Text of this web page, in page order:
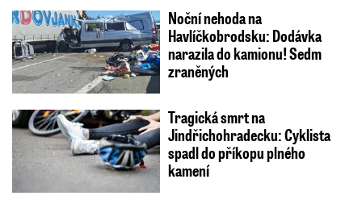
Noční nehoda na
Havlíčkobrodsku: Dodávka
narazila do kamionu! Sedm
zraněných
Tragická smrt na
Jindřichohradecku: Cyklista
spadl do příkopu plného
kamení